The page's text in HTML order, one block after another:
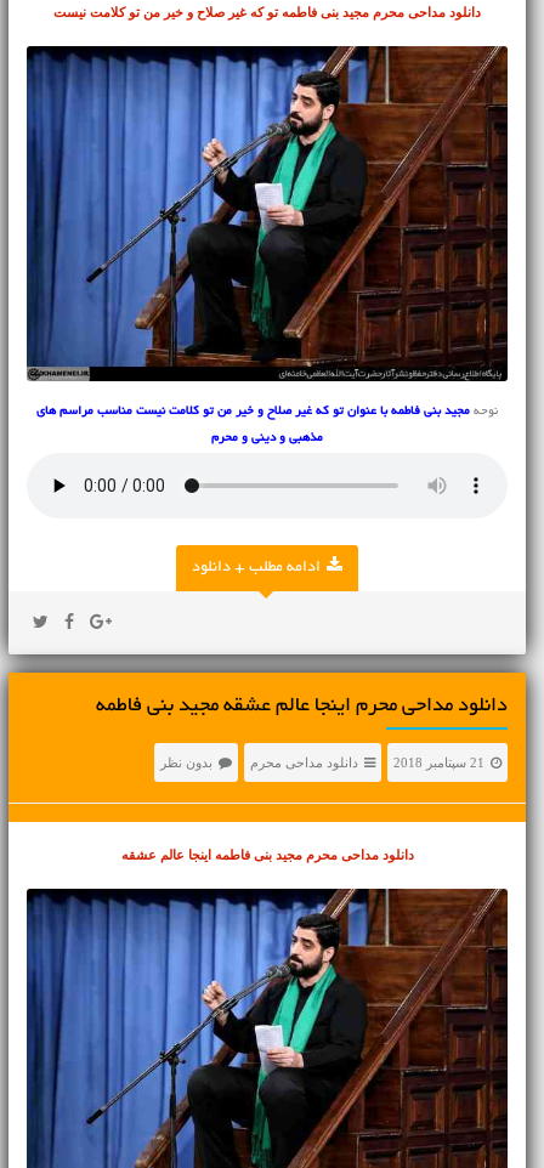
دانلود مداحی محرم مجید بنی فاطمه تو که غیر صلاح و خیر من تو کلامت نیست
نوحه مجید بنی فاطمه با عنوان تو که غیر صلاح و خیر من تو کلامت نیست مناسب مراسم های
مذهبی و دینی و محرم
ادامه مطلب + دانلود
دانلود مداحی محرم اینجا عالم عشقه مجید بنی فاطمه
21 سپتامبر 2018 دانلود مداحی محرم بدون نظر
دانلود مداحی محرم مجید بنی فاطمه اینجا عالم عشقه